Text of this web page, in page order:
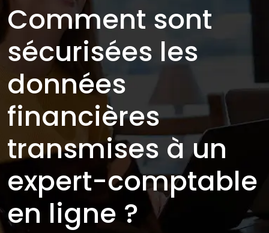
Comment sont
sécurisées les
données
financières
transmises à un
expert-comptable
en ligne ?